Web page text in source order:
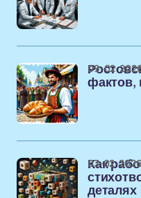
фактов,
09-02-
Как
деталях
03-02-